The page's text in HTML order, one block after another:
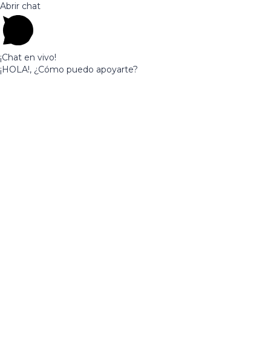
Abrir chat
¡Chat en vivo!
¡HOLA!, ¿Cómo puedo apoyarte?